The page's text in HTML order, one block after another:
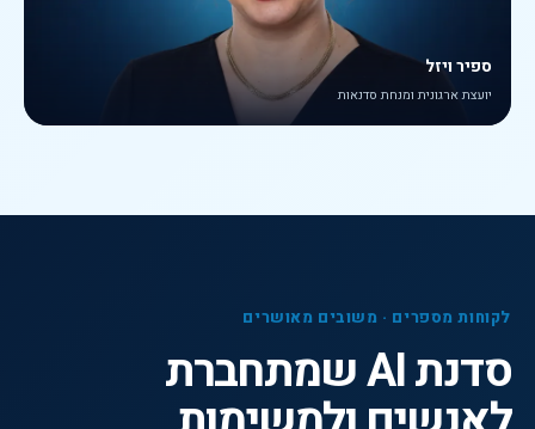
ספיר ויזל
יועצת ארגונית ומנחת סדנאות
לקוחות מספרים · משובים מאושרים
סדנת AI שמתחברת